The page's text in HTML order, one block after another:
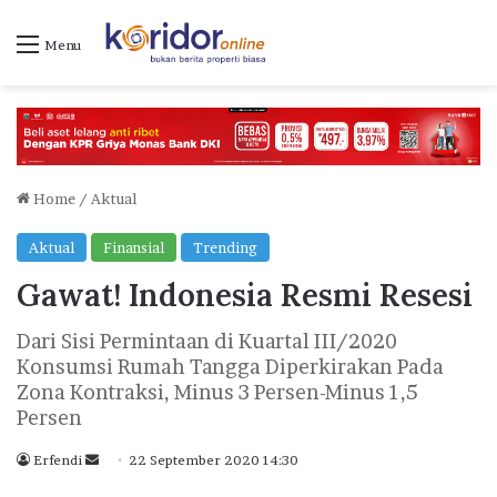
Menu
Home / Aktual
Aktual Finansial Trending
Gawat! Indonesia Resmi Resesi
Dari Sisi Permintaan di Kuartal III/2020
Konsumsi Rumah Tangga Diperkirakan Pada
Zona Kontraksi, Minus 3 Persen-Minus 1,5
Persen
Erfendi 22 September 2020 14:30